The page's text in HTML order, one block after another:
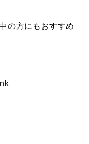
の方にもおすすめ